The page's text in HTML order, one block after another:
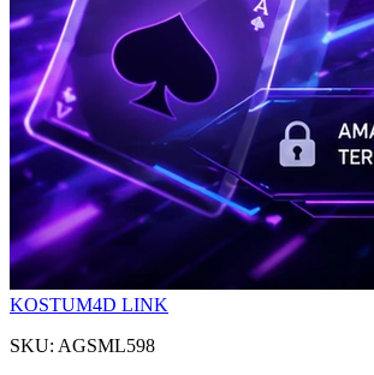
KOSTUM4D LINK
SKU: AGSML598